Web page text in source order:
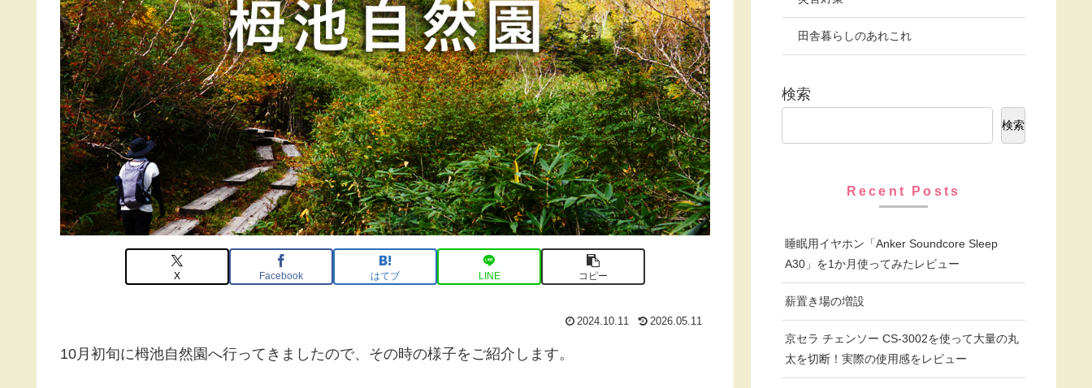
X Facebook はてブ LINE コピー
2024.10.11 2026.05.11
10月初旬に栂池自然園へ行ってきましたので、その時の様子をご紹介します。
田舎暮らしのあれこれ
検索
検索
Recent Posts
睡眠用イヤホン「Anker Soundcore Sleep
A30」を1か月使ってみたレビュー
薪置き場の増設
京セラ チェンソー CS-3002を使って大量の丸
太を切断！実際の使用感をレビュー